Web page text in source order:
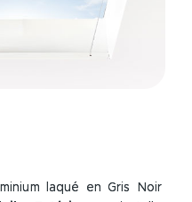
laqué en Gris Noir